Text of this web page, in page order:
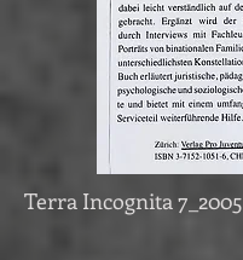
Terra Incognita 7_2005